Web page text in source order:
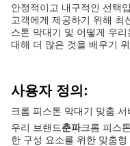
안정적이고 내구적인 선택
고객에게 제공하기 위해 최
스톤 막대기 및 어떻게 우
대해 더 많은 것을 배우기
사용자 정의:
크롬 피스톤 막대기 맞춤
우리 브랜드춘파크롬 피스
한 구성 요소를 위한 맞춤형